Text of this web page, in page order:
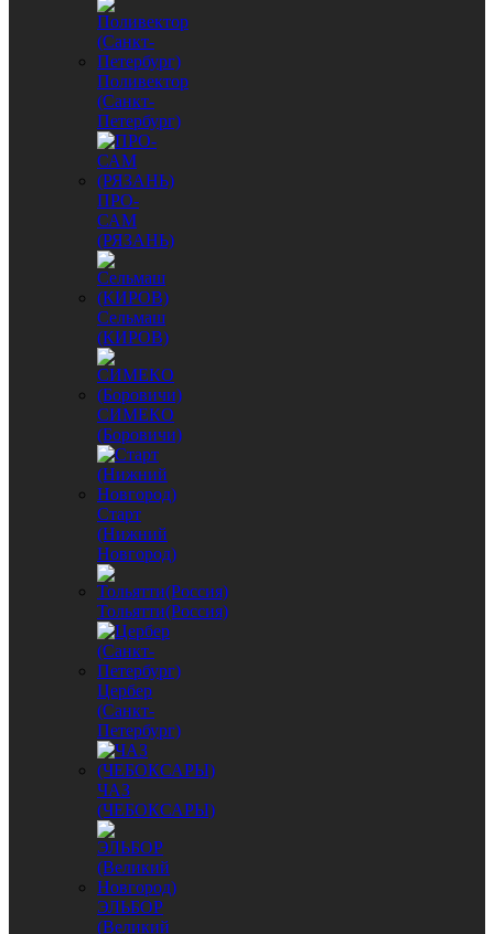
Поливектор
(Санкт-
Петербург)
ПРО-
САМ
(РЯЗАНЬ)
Сельмаш
(КИРОВ)
СИМЕКО
(Боровичи)
Старт
(Нижний
Новгород)
Тольятти(Россия)
Цербер
(Санкт-
Петербург)
ЧАЗ
(ЧЕБОКСАРЫ)
ЭЛЬБОР
(Великий